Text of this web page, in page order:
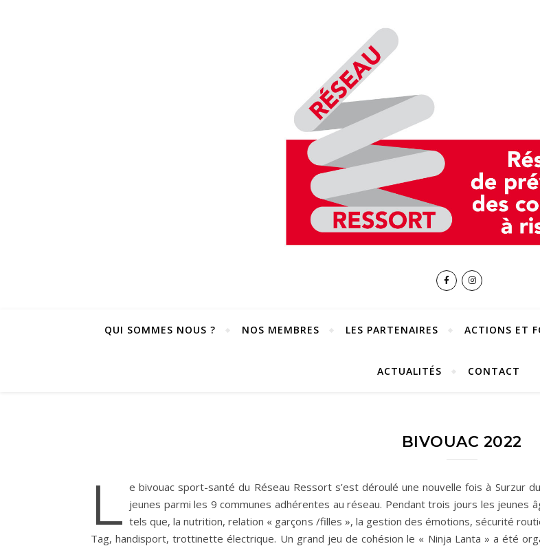
QUI SOMMES NOUS ? NOS MEMBRES LES PARTENAIRES ACTIONS ET
ACTUALITÉS CONTACT
BIVOUAC 2022
L e bivouac sport-santé du Réseau Ressort s’est déroulé une nouvelle fois à Surzur
jeunes parmi les 9 communes adhérentes au réseau. Pendant trois jours les
tels que, la nutrition, relation « garçons /filles », la gestion des émotions, sécurité
Tag, handisport, trottinette électrique. Un grand jeu de cohésion le « Ninja Lanta » a été